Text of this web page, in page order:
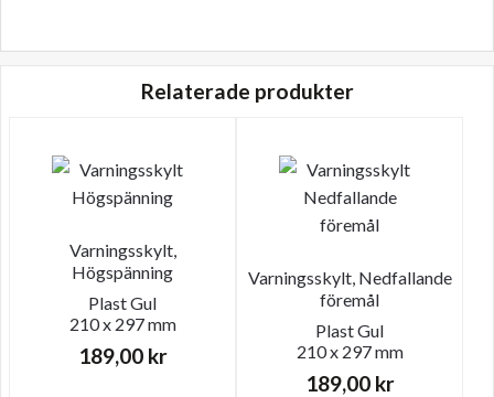
Relaterade produkter
Varningsskylt,
Högspänning
PlastGul
210 x 297 mm
189,00 kr
Varningsskylt, Nedfallande
föremål
PlastGul
210 x 297 mm
189,00 kr